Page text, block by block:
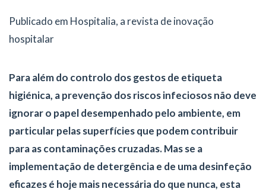
Publicado em Hospitalia, a revista de inovação
hospitalar
Para além do controlo dos gestos de etiqueta
higiénica, a prevenção dos riscos infeciosos não deve
ignorar o papel desempenhado pelo ambiente, em
particular pelas superfícies que podem contribuir
para as contaminações cruzadas. Mas se a
implementação de detergência e de uma desinfeção
eficazes é hoje mais necessária do que nunca, esta